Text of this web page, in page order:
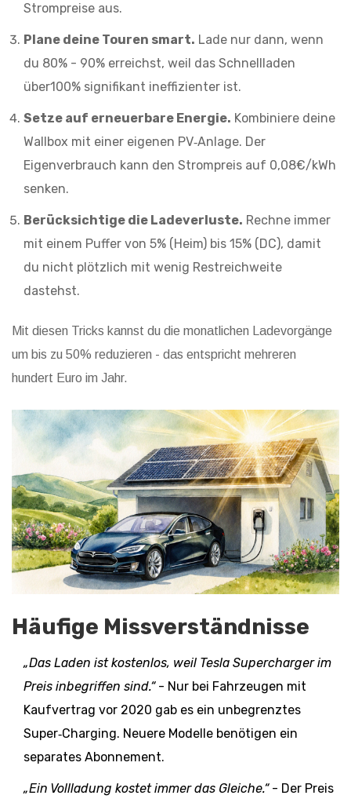
Strompreise aus.
Plane deine Touren smart. Lade nur dann, wenn
du 80% - 90% erreichst, weil das Schnellladen
über100% signifikant ineffizienter ist.
Setze auf erneuerbare Energie. Kombiniere deine
Wallbox mit einer eigenen PV‑Anlage. Der
Eigenverbrauch kann den Strompreis auf 0,08€/kWh
senken.
Berücksichtige die Ladeverluste. Rechne immer
mit einem Puffer von 5% (Heim) bis 15% (DC), damit
du nicht plötzlich mit wenig Restreichweite
dastehst.
Mit diesen Tricks kannst du die monatlichen Ladevorgänge
um bis zu 50% reduzieren - das entspricht mehreren
hundert Euro im Jahr.
Häufige Missverständnisse
„Das Laden ist kostenlos, weil Tesla Supercharger im
Preis inbegriffen sind.“- Nur bei Fahrzeugen mit
Kaufvertrag vor 2020 gab es ein unbegrenztes
Super‑Charging. Neuere Modelle benötigen ein
separates Abonnement.
„Ein Vollladung kostet immer das Gleiche.“- Der Preis